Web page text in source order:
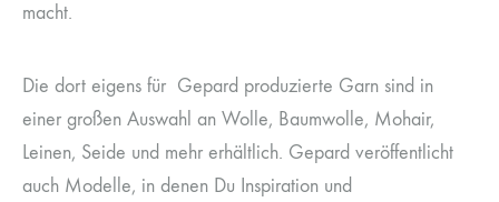
macht.
Die dort eigens für Gepard produzierte Garn sind in
einer großen Auswahl an Wolle, Baumwolle, Mohair,
Leinen, Seide und mehr erhältlich. Gepard veröffentlicht
auch Modelle, in denen Du Inspiration und